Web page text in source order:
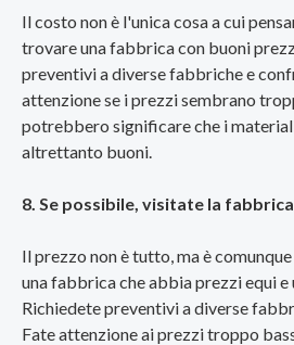
Il costo non è l'unica cosa a cui
trovare una fabbrica con buoni
preventivi a diverse fabbriche e
attenzione se i prezzi sembrano
potrebbero significare che i
altrettanto buoni.
8. Se possibile, visitate la fabbrica.
Il prezzo non è tutto, ma è
una fabbrica che abbia prezzi equi e
Richiedete preventivi a diverse
Fate attenzione ai prezzi troppo